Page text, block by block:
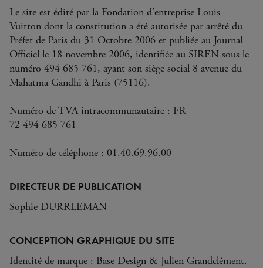
Le site est édité par la Fondation d’entreprise Louis
Vuitton dont la constitution a été autorisée par arrêté du
Préfet de Paris du 31 Octobre 2006 et publiée au Journal
Officiel le 18 novembre 2006, identifiée au SIREN sous le
numéro 494 685 761, ayant son siège social 8 avenue du
Mahatma Gandhi à Paris (75116).
Numéro de TVA intracommunautaire : FR
72 494 685 761
Numéro de téléphone : 01.40.69.96.00
DIRECTEUR DE PUBLICATION
Sophie DURRLEMAN
CONCEPTION GRAPHIQUE DU SITE
Identité de marque : Base Design & Julien Grandclément.